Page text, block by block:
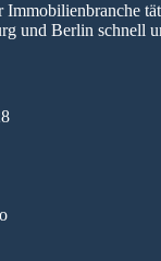
Immobilienbranche
und Berlin schnell